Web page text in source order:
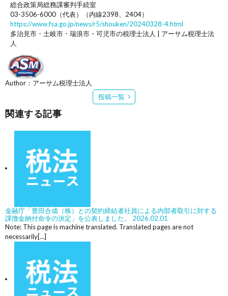
総合政策局総務課審判手続室
03-3506-6000（代表）（内線2398、2404）
https://www.fsa.go.jp/news/r5/shouken/20240328-4.html
多治見市・土岐市・瑞浪市・可児市の税理士法人 | アーサム税理士法
人
Author：アーサム税理士法人
投稿一覧
関連する記事
金融庁「豊田合成（株）との契約締結者社員による内部者取引に対する
課徴金納付命令の決定」を公表しました。
2026.02.01
Note: This page is machine translated. Translated pages are not
necessarily[…]